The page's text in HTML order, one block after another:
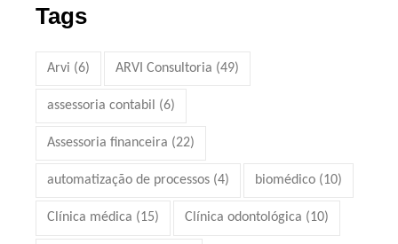
Tags
Arvi (6) ARVI Consultoria (49)
assessoria contabil (6)
Assessoria financeira (22)
automatização de processos (4) biomédico (10)
Clínica médica (15) Clínica odontológica (10)